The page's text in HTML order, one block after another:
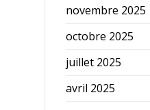
novembre 2025
octobre 2025
juillet 2025
avril 2025